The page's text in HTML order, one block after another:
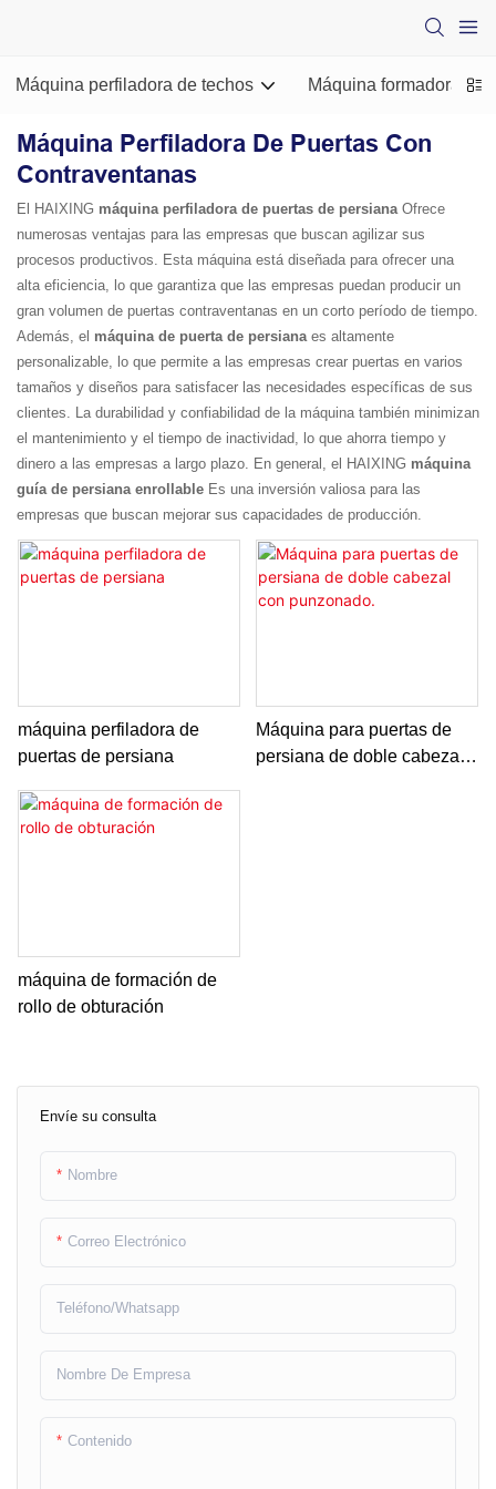
Máquina perfiladora de techos Máquina formadora de
Máquina Perfiladora De Puertas Con
Contraventanas
El HAIXING máquina perfiladora de puertas de persiana Ofrece
numerosas ventajas para las empresas que buscan agilizar sus
procesos productivos. Esta máquina está diseñada para ofrecer una
alta eficiencia, lo que garantiza que las empresas puedan producir un
gran volumen de puertas contraventanas en un corto período de tiempo.
Además, el máquina de puerta de persiana es altamente
personalizable, lo que permite a las empresas crear puertas en varios
tamaños y diseños para satisfacer las necesidades específicas de sus
clientes. La durabilidad y confiabilidad de la máquina también minimizan
el mantenimiento y el tiempo de inactividad, lo que ahorra tiempo y
dinero a las empresas a largo plazo. En general, el HAIXING máquina
guía de persiana enrollable Es una inversión valiosa para las
empresas que buscan mejorar sus capacidades de producción.
Envíe su consulta
Nombre
Correo Electrónico
Teléfono/whatsapp
Nombre De Empresa
Contenido
máquina perfiladora de
puertas de persiana
Máquina para puertas de
persiana de doble cabezal
máquina de formación de
rollo de obturación